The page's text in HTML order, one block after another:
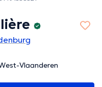
Vlaanderen